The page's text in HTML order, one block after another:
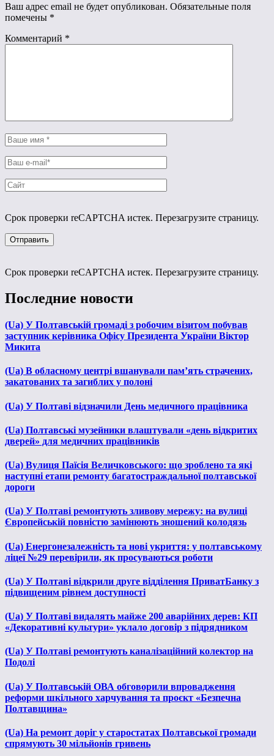
Ваш адрес email не будет опубликован. Обязательные поля
помечены *
Комментарий *
Срок проверки reCAPTCHA истек. Перезагрузите страницу.
Срок проверки reCAPTCHA истек. Перезагрузите страницу.
Последние новости
(Ua) У Полтавській громаді з робочим візитом побував
заступник керівника Офісу Президента України Віктор
Микита
(Ua) В обласному центрі вшанували пам’ять страчених,
закатованих та загиблих у полоні
(Ua) У Полтаві відзначили День медичного працівника
(Ua) Полтавські музейники влаштували «день відкритих
дверей» для медичних працівників
(Ua) Вулиця Паїсія Величковського: що зроблено та які
наступні етапи ремонту багатостраждальної полтавської
дороги
(Ua) У Полтаві ремонтують зливову мережу: на вулиці
Європейській повністю замінюють зношений колодязь
(Ua) Енергонезалежність та нові укриття: у полтавському
ліцеї №29 перевірили, як просуваються роботи
(Ua) У Полтаві відкрили друге відділення ПриватБанку з
підвищеним рівнем доступності
(Ua) У Полтаві видалять майже 200 аварійних дерев: КП
«Декоративні культури» уклало договір з підрядником
(Ua) У Полтаві ремонтують каналізаційний колектор на
Подолі
(Ua) У Полтавській ОВА обговорили впровадження
реформи шкільного харчування та проєкт «Безпечна
Полтавщина»
(Ua) На ремонт доріг у старостатах Полтавської громади
спрямують 30 мільйонів гривень